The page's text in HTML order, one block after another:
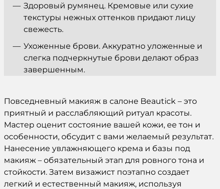
Здоровый румянец. Кремовые или сухие
текстуры нежных оттенков придают лицу
свежесть.
Ухоженные брови. Аккуратно уложенные и
слегка подчеркнутые брови делают образ
завершенным.
Повседневный макияж в салоне Beautick – это
приятный и расслабляющий ритуал красоты.
Мастер оценит состояние вашей кожи, ее тон и
особенности, обсудит с вами желаемый результат.
Нанесение увлажняющего крема и базы под
макияж – обязательный этап для ровного тона и
стойкости. Затем визажист поэтапно создает
легкий и естественный макияж, используя